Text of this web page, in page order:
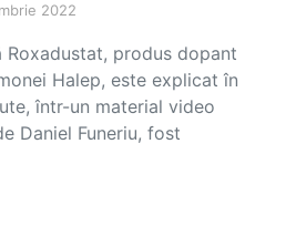
2022
produs dopant
Halep, este explicat în
într-un material video
Daniel Funeriu, fost